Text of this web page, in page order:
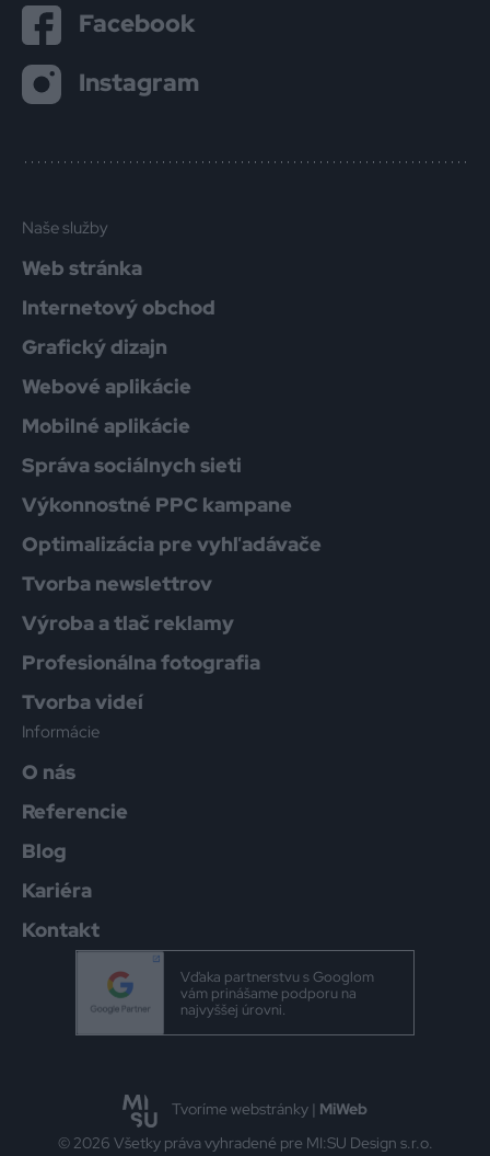
Facebook
Instagram
Naše služby
Web stránka
Internetový obchod
Grafický dizajn
Webové aplikácie
Mobilné aplikácie
Správa sociálnych sieti
Výkonnostné PPC kampane
Optimalizácia pre vyhľadávače
Tvorba newslettrov
Výroba a tlač reklamy
Profesionálna fotografia
Tvorba videí
Informácie
O nás
Referencie
Blog
Kariéra
Kontakt
Vďaka partnerstvu s Googlom
vám prinášame podporu na
najvyššej úrovni.
© 2026 Všetky práva vyhradené pre MI:SU Design s.r.o.
Tvoríme webstránky | MiWeb